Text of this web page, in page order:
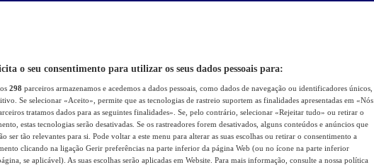
o seu consentimento para utilizar os seus dados pessoais para:
298 parceiros armazenamos e acedemos a dados pessoais, como dados de navegação ou identificadores únicos,
Se selecionar «Aceito», permite que as tecnologias de rastreio suportem as finalidades apresentadas em «Nós
tratamos dados para as seguintes finalidades». Se, pelo contrário, selecionar «Rejeitar tudo» ou retirar o
estas tecnologias serão desativadas. Se os rastreadores forem desativados, alguns conteúdos e anúncios que
ser tão relevantes para si. Pode voltar a este menu para alterar as suas escolhas ou retirar o consentimento a
clicando na ligação Gerir preferências na parte inferior da página Web (ou no ícone na parte inferior
se aplicável). As suas escolhas serão aplicadas em Website. Para mais informação, consulte a nossa política